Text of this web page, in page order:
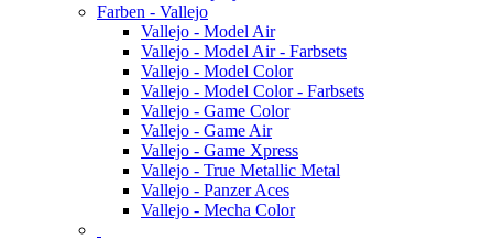
Farben - Vallejo
Vallejo - Model Air
Vallejo - Model Air - Farbsets
Vallejo - Model Color
Vallejo - Model Color - Farbsets
Vallejo - Game Color
Vallejo - Game Air
Vallejo - Game Xpress
Vallejo - True Metallic Metal
Vallejo - Panzer Aces
Vallejo - Mecha Color